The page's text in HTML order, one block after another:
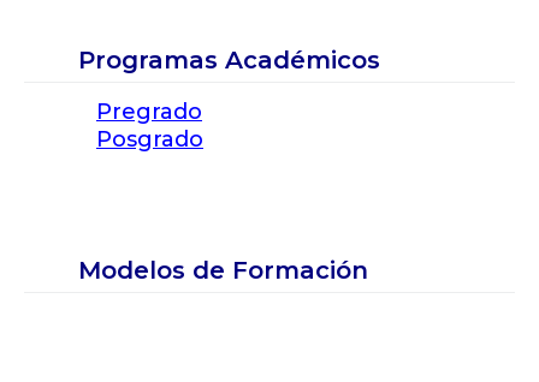
Programas Académicos
Pregrado
Posgrado
Modelos de Formación